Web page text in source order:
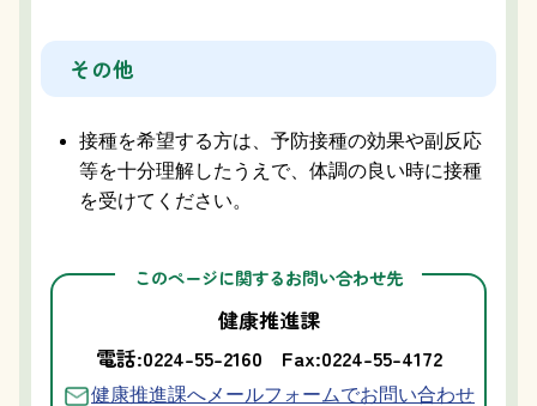
その他
接種を希望する方は、予防接種の効果や副反応
等を十分理解したうえで、体調の良い時に接種
を受けてください。
このページに関するお問い合わせ先
健康推進課
電話:0224-55-2160
Fax:0224-55-4172
健康推進課へメールフォームでお問い合わせ